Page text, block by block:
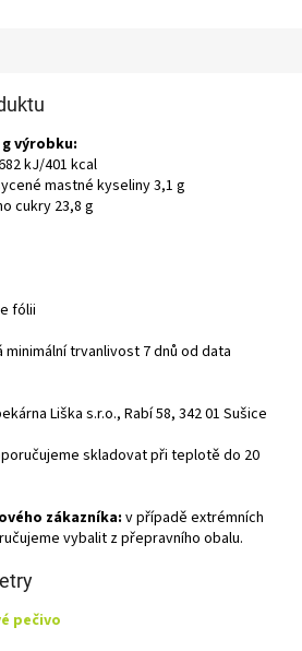
g výrobku:
kJ/401 kcal
mastné kyseliny 3,1 g
cukry23,8 g
fólii
minimální trvanlivost 7 dnů od data
Liška s.r.o., Rabí 58, 342 01 Sušice
skladovat při teplotě do 20
zákazníka: v případě extrémních
vybalit z přepravního obalu.
pečivo